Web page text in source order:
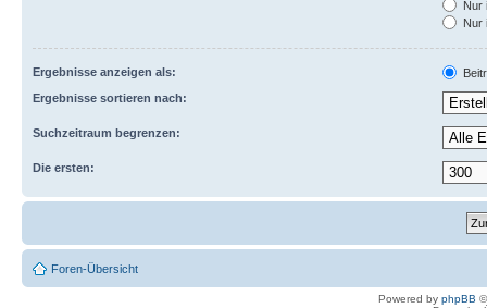
Nur
Nur
Ergebnisse anzeigen als:
Ergebnisse sortieren nach:
Suchzeitraum begrenzen:
Die ersten:
Foren-Übersicht
Powered by phpBB